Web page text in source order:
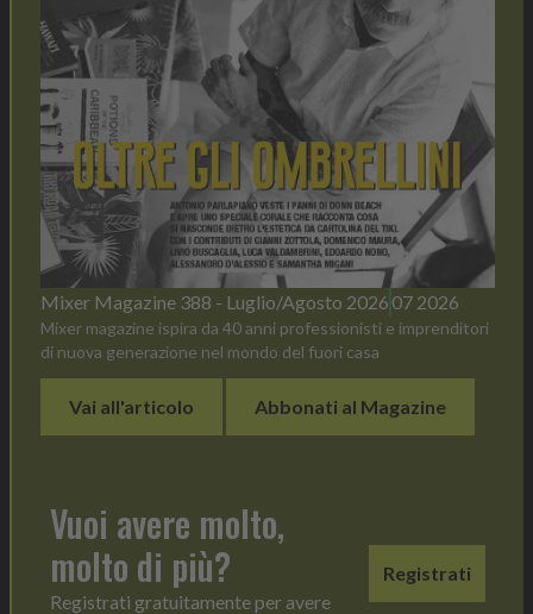
Mixer Magazine 388 - Luglio/Agosto 2026 07 2026
Mixer magazine ispira da 40 anni professionisti e imprenditori
di nuova generazione nel mondo del fuori casa
Vai all'articolo Abbonati al Magazine
Vuoi avere molto,
molto di più?
Registrati gratuitamente per avere
Registrati